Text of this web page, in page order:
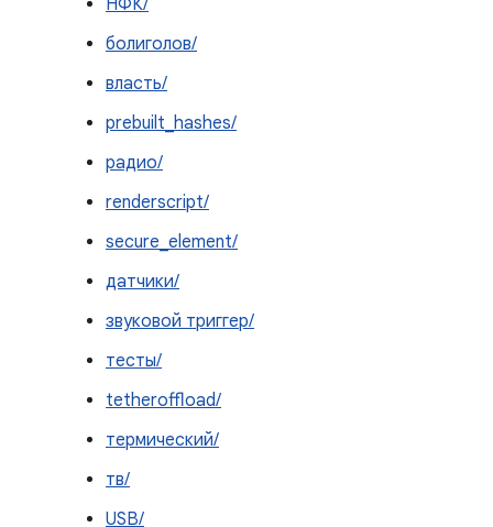
НФК/
болиголов/
власть/
prebuilt_hashes/
радио/
renderscript/
secure_element/
датчики/
звуковой триггер/
тесты/
tetheroffload/
термический/
тв/
USB/